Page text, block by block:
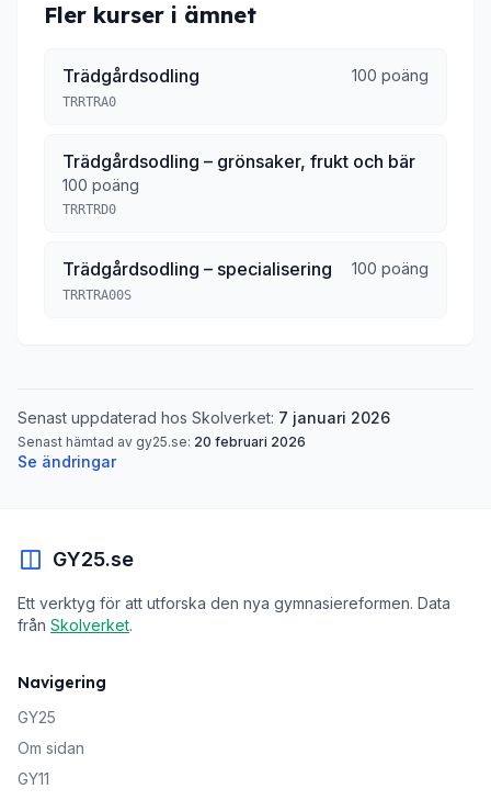
Fler kurser i ämnet
Trädgårdsodling 100 poäng
TRRTRA0
Trädgårdsodling – grönsaker, frukt och bär
100 poäng
TRRTRD0
Trädgårdsodling – specialisering 100 poäng
TRRTRA00S
Senast uppdaterad hos Skolverket: 7 januari 2026
Senast hämtad av gy25.se: 20 februari 2026
Se ändringar
GY25.se
Ett verktyg för att utforska den nya gymnasiereformen. Data
från Skolverket.
Navigering
GY25
Om sidan
GY11